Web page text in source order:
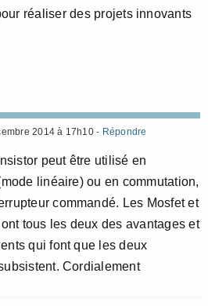
réaliser des projets innovants
2014 à 17h10- Répondre
peut être utilisé en
linéaire) ou en commutation,
commandé. Les Mosfet et
tous les deux des avantages et
qui font que les deux
Cordialement